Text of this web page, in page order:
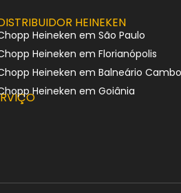
HEINEKEN
Heineken em São Paulo
Heineken em Florianópolis
Heineken em Balneário
Heineken em Goiânia